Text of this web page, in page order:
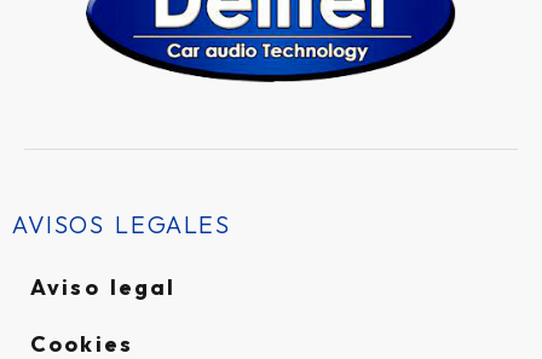
AVISOS LEGALES
Aviso legal
Cookies